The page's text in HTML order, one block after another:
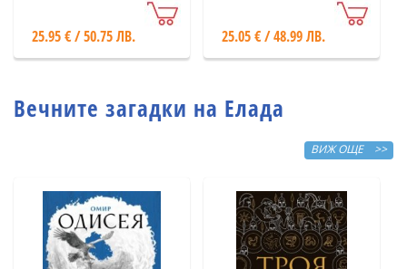
25.95 € / 50.75 ЛВ. 25.05 € / 48.99 ЛВ.
Вечните загадки на Елада
ВИЖ ОЩЕ >>